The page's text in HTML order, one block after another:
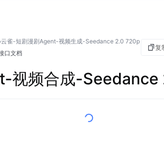
云雀-短剧漫剧Agent-视频生成-Seedance 2.0 720p
口文档
复
视频合成-